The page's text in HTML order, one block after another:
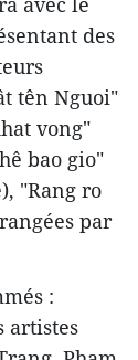
des
tên Nguoi"
vong"
bao gio"
"Rang ro
par
:
artistes